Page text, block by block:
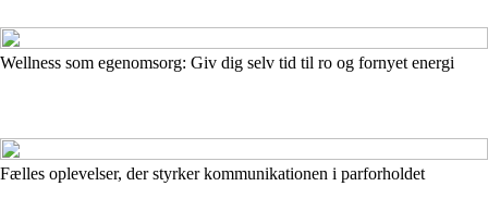
Wellness som egenomsorg: Giv dig selv tid til ro og fornyet energi
Fælles oplevelser, der styrker kommunikationen i parforholdet